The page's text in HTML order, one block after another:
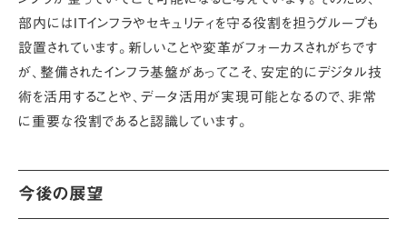
部内にはITインフラやセキュリティを守る役割を担うグループも
設置されています。新しいことや変革がフォーカスされがちです
が、整備されたインフラ基盤があってこそ、安定的にデジタル技
術を活用することや、データ活用が実現可能となるので、非常
に重要な役割であると認識しています。
今後の展望